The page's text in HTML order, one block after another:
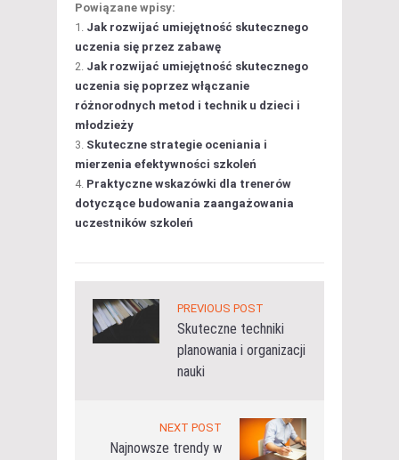
Powiązane wpisy:
Jak rozwijać umiejętność skutecznego
uczenia się przez zabawę
Jak rozwijać umiejętność skutecznego
uczenia się poprzez włączanie
różnorodnych metod i technik u dzieci i
młodzieży
Skuteczne strategie oceniania i
mierzenia efektywności szkoleń
Praktyczne wskazówki dla trenerów
dotyczące budowania zaangażowania
uczestników szkoleń
PREVIOUS POST
Skuteczne techniki
planowania i organizacji
nauki
NEXT POST
Najnowsze trendy w